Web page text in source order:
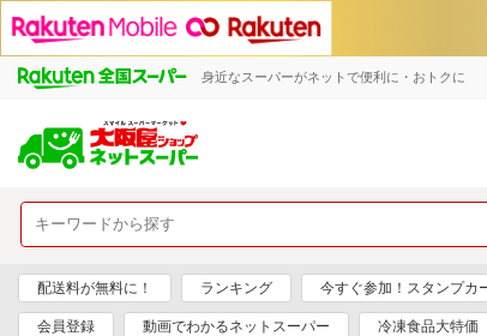
身近なスーパーがネットで便利に・おトクに
配送料が無料に！ ランキング 今すぐ参加！スタンプカ
会員登録 動画でわかるネットスーパー 冷凍食品大特価